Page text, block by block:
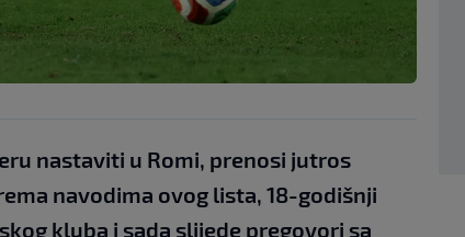
nastaviti u Romi, prenosi jutros
navodima ovog lista, 18-godišnji
kluba i sada slijede pregovori sa